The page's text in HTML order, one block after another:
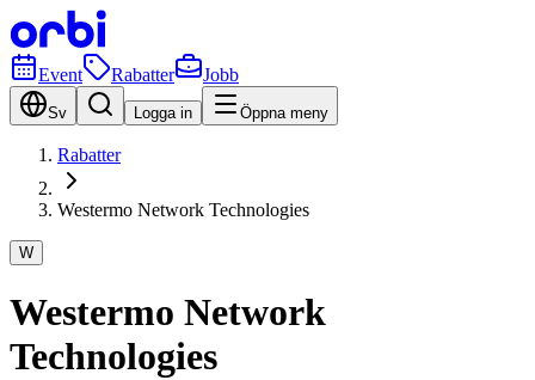
Event Rabatter Jobb
Sv Logga in Öppna meny
Rabatter
Westermo Network Technologies
W
Westermo Network
Technologies